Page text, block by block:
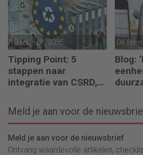
10 februari 2025
Tipping Point: 5
stappen naar
integratie van CSRD,
04
Blog:
Meld je aan voor de
Meld je aan voor de nieuwsbrief
Ontvang waardevolle artikelen,